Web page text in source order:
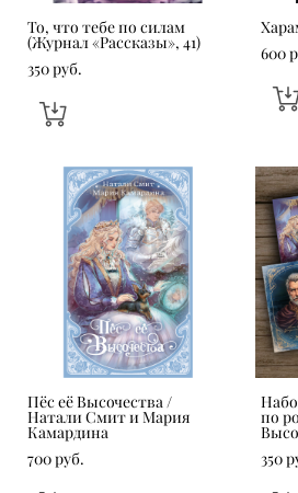
То, что тебе по силам
(Журнал «Рассказы», 41)
350 pуб.
600
Пёс её Высочества /
Натали Смит и Мария
Камардина
700 pуб.
по
350